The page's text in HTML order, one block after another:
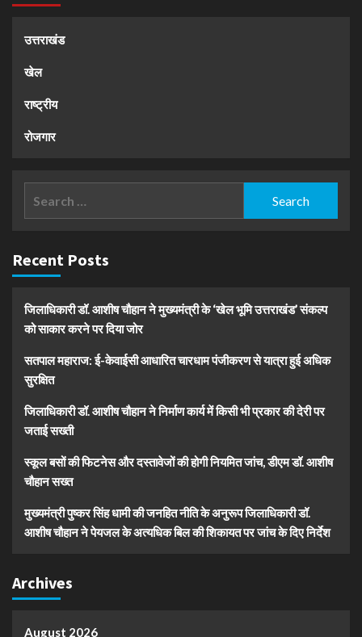
उत्तराखंड
खेल
राष्ट्रीय
रोजगार
Recent Posts
जिलाधिकारी डॉ. आशीष चौहान ने मुख्यमंत्री के ‘खेल भूमि उत्तराखंड’ संकल्प
को साकार करने पर दिया जोर
सतपाल महाराज: ई-केवाईसी आधारित चारधाम पंजीकरण से यात्रा हुई अधिक
सुरक्षित
जिलाधिकारी डॉ. आशीष चौहान ने निर्माण कार्य में किसी भी प्रकार की देरी पर
जताई सख्ती
स्कूल बसों की फिटनेस और दस्तावेजों की होगी नियमित जांच, डीएम डॉ. आशीष
चौहान सख्त
मुख्यमंत्री पुष्कर सिंह धामी की जनहित नीति के अनुरूप जिलाधिकारी डॉ.
आशीष चौहान ने पेयजल के अत्यधिक बिल की शिकायत पर जांच के दिए निर्देश
Archives
August 2026